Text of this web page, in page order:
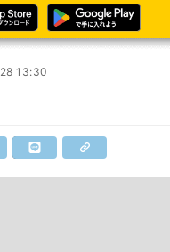
熱押形鋼で「
13:30